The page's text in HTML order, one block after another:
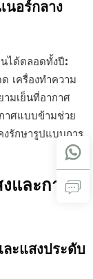
นอร์กลาง
ได้ตลอดทั้งปี:
เครื่องทำความ
ามเย็นที่อากาศ
าศแบบข้ามช่วย
รักษารูปแบบการ
และการ
ะแสงประดับ